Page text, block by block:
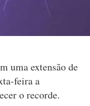
uma extensão de
feira a
o recorde.